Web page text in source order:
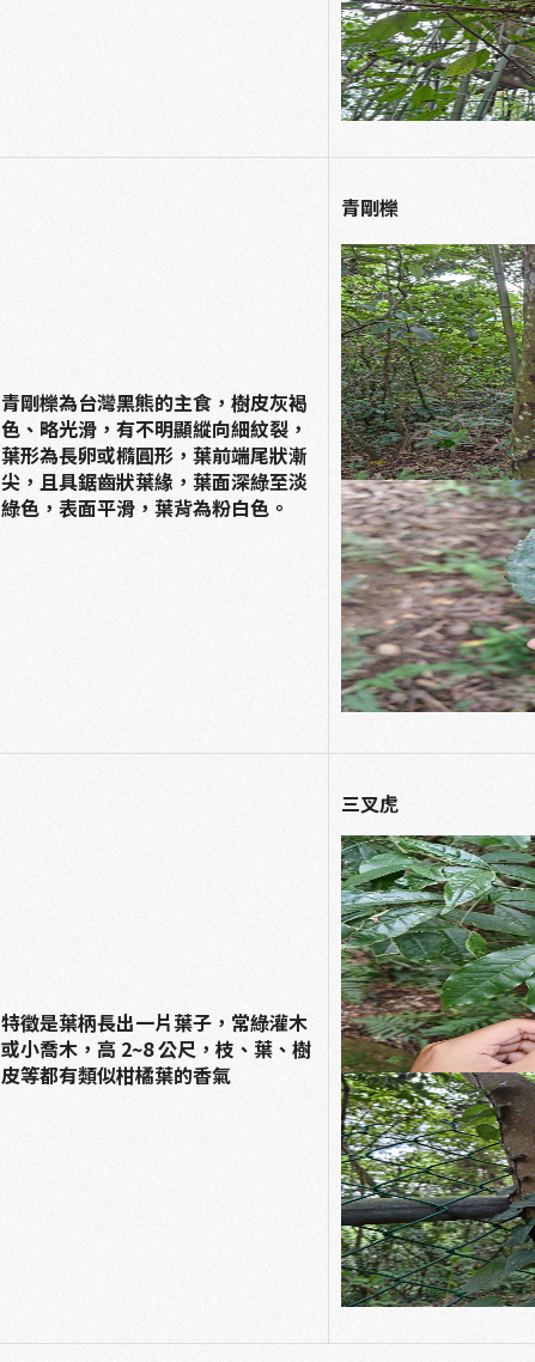
青剛櫟為台灣黑熊的主食，樹皮灰褐
色、略光滑，有不明顯縱向細紋裂，
葉形為長卵或橢圓形，葉前端尾狀漸
尖，且具鋸齒狀葉緣，葉面深綠至淡
綠色，表面平滑，葉背為粉白色。
青剛櫟
特徵是葉柄長出一片葉子，常綠灌木
或小喬木，高 2~8 公尺，枝、葉、樹
皮等都有類似柑橘葉的香氣
三叉虎